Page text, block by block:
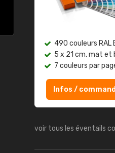
490 couleurs RAL
5 x 21 cm, mat et
7 couleurs par
Infos /
voir tous les éventails